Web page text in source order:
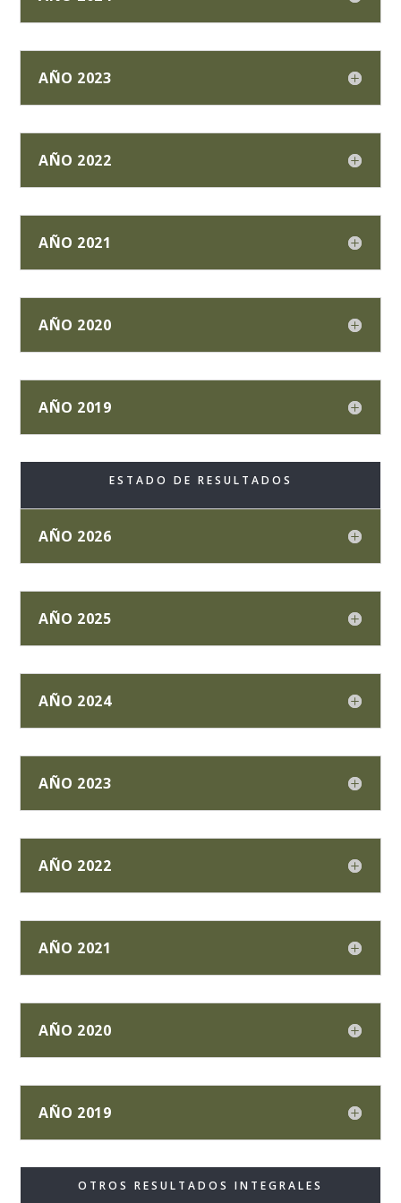
AÑO 2023
AÑO 2022
AÑO 2021
AÑO 2020
AÑO 2019
ESTADO DE RESULTADOS
AÑO 2026
AÑO 2025
AÑO 2024
AÑO 2023
AÑO 2022
AÑO 2021
AÑO 2020
AÑO 2019
OTROS RESULTADOS INTEGRALES